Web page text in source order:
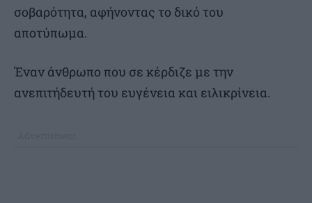
σοβαρότητα, αφήνοντας το δικό του
αποτύπωμα.
Έναν άνθρωπο που σε κέρδιζε με την
ανεπιτήδευτή του ευγένεια και ειλικρίνεια.